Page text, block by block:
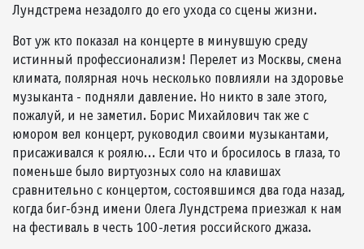
Лундстрема незадолго до его ухода со сцены жизни.
Вот уж кто показал на концерте в минувшую среду
истинный профессионализм! Перелет из Москвы, смена
климата, полярная ночь несколько повлияли на здоровье
музыканта - подняли давление. Но никто в зале этого,
пожалуй, и не заметил. Борис Михайлович так же с
юмором вел концерт, руководил своими музыкантами,
присаживался к роялю... Если что и бросилось в глаза, то
поменьше было виртуозных соло на клавишах
сравнительно с концертом, состоявшимся два года назад,
когда биг-бэнд имени Олега Лундстрема приезжал к нам
на фестиваль в честь 100-летия российского джаза.